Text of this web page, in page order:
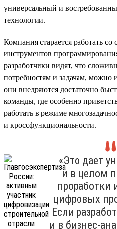
универсальный и
технологии.
Компания старается работать
инструментов
разработчики видят, что
потребностям и задачам,
они внедряются достаточно
команды, где особенно
работать в режиме
и кроссфункциональности.
«Это дает
и в целом
проработки
цифровых
Если
и в бизнес-